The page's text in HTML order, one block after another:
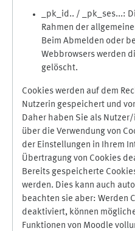
_pk_id.. / _pk_ses...:
Rahmen der
Beim Abmelden oder
Webbrowsers werden
gelöscht.
Cookies werden auf dem
Nutzerin gespeichert und
Daher haben Sie als
über die Verwendung von
der Einstellungen in Ihrem
Übertragung von Cookies
Bereits gespeicherte
werden. Dies kann auch
beachten sie aber: Werden
deaktiviert, können
Funktionen von Moodle